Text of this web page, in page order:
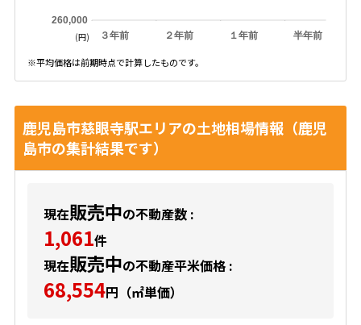
３年前 ２年前 １年前 半年前
260,000
(円)
※平均価格は前期時点で計算したものです。
鹿児島市慈眼寺駅エリアの土地相場情報（鹿児
島市の集計結果です）
現在販売中の不動産数 :
1,061件
現在販売中の不動産平米価格 :
68,554円（㎡単価）